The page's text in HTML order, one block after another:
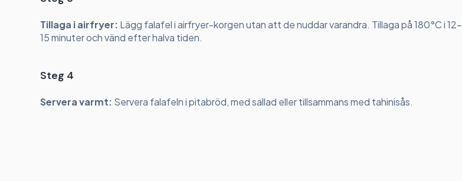
Tillaga i airfryer: Lägg falafel i airfryer-korgen utan att de nuddar varandra. Tillaga på 180°C i 12-
15 minuter och vänd efter halva tiden.
Steg 4
Servera varmt: Servera falafeln i pitabröd, med sallad eller tillsammans med tahinisås.